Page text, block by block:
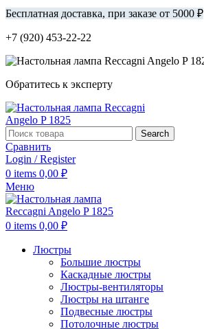
Бесплатная доставка, при заказе от 5000 ₽
+7 (920) 453-22-22
Обратитесь к эксперту
Search
Сравнить
Login / Register
0 items 0,00 ₽
Меню
0 items 0,00 ₽
Люстры
Большие люстры
Каскадные люстры
Люстры-вентиляторы
Люстры на штанге
Подвесные люстры
Потолочные люстры